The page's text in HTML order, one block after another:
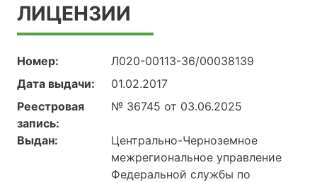
ЛИЦЕНЗИИ
Номер:
Л020-00113-36/00038139
Дата выдачи:
01.02.2017
Реестровая
запись:
№ 36745 от 03.06.2025
Выдан:
Центрально-Черноземное
межрегиональное управление
Федеральной службы по